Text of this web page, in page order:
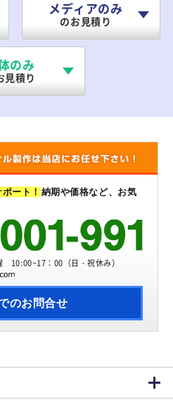
メディアのみ
のお見積り
のみ
見積り
ート！ 納期や価格など、お気
10:00~17：00（日・祝休み）
のお問合せ